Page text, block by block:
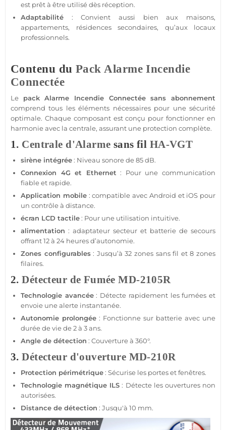
est prêt à être utilisé dès réception.
Adaptabilité : Convient aussi bien aux maisons,
appartements, résidencessecondaires, qu’aux locaux
professionnels.
Contenu du Pack Alarme Incendie
Connectée
Le pack Alarme Incendie Connectée
sans abonnement
comprend tous les éléments nécessaires pour une sécurité
optimale. Chaque composant est conçu pour fonctionner en
harmonie avec la centrale, assurant une protection complète.
1. Centrale d'Alarme sans fil HA-VGT
sirène intégrée: Niveau sonore de 85 dB.
Connexion 4G et Ethernet : Pour une communication
fiableet rapide.
Application mobile:compatible avec Android et iOS pour
un contrôle à distance.
écran LCD tactile: Pour une utilisation intuitive.
alimentation : adaptateur secteur et batterie de secours
offrant 12 à 24 heures d’autonomie.
Zones configurables: Jusqu’à 32 zones sans fil et 8 zones
filaires.
2.Détecteur de Fumée MD-2105R
Technologie avancée: Détecte rapidement les fumées et
envoie une alerte instantanée.
Autonomie prolongée : Fonctionne sur batterie avec une
durée de vie de 2 à 3 ans.
Angle de détection : Couverture à 360°.
3.Détecteur d'ouverture MD-210R
Protection périmétrique: Sécurise les portes et fenêtres.
Technologie magnétique ILS : Détecte les ouvertures non
autorisées.
Distance de détection : Jusqu'à 10 mm.